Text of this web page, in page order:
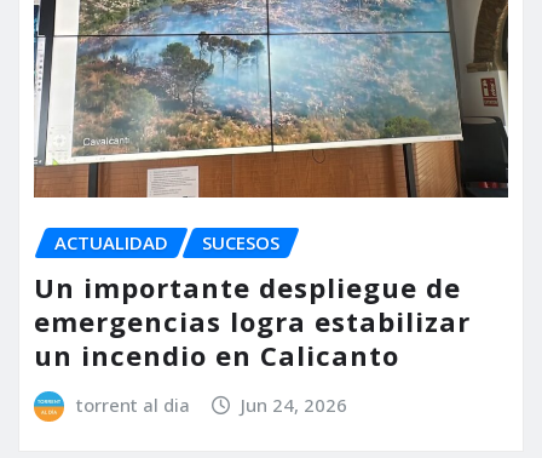
ACTUALIDAD SUCESOS
Un importante despliegue de
emergencias logra estabilizar
un incendio en Calicanto
torrent al dia Jun 24, 2026